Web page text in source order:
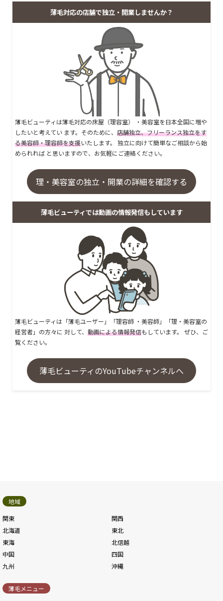
薄毛対応の店舗で独立・開業しませんか？
薄毛ビューティは薄毛対応の床屋（理容室） ・美容室を日本全国に増や
したいと考えてい ます。そのために、 店舗独立、フリーランス独立をす
る美容師・理容師を支援いたします。 独立に向けて簡単なご相談から始
められれば と思いますので、お気軽にご連絡ください。
理・美容室の独立・開業の詳細を確認する
薄毛ビューティでは動画の情報発信もしています
薄毛ビューティは「薄毛ユーザー」「理容師 ・美容師」「理・美容室の
経営者」の方々に 対して、 動画による情報発信もしています。 ぜひ、ご
覧ください。
薄毛ビューティのYouTubeチャンネルへ
地域
関東
関西
北海道
東北
東海
北信越
中国
四国
九州
沖縄
薄毛メニュー